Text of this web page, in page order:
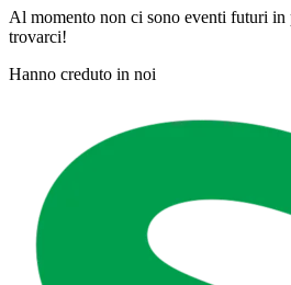
Al momento non ci sono eventi futuri in
trovarci!
Hanno creduto in noi